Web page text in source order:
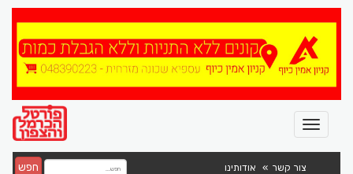
צור קשר אודותינו חפש